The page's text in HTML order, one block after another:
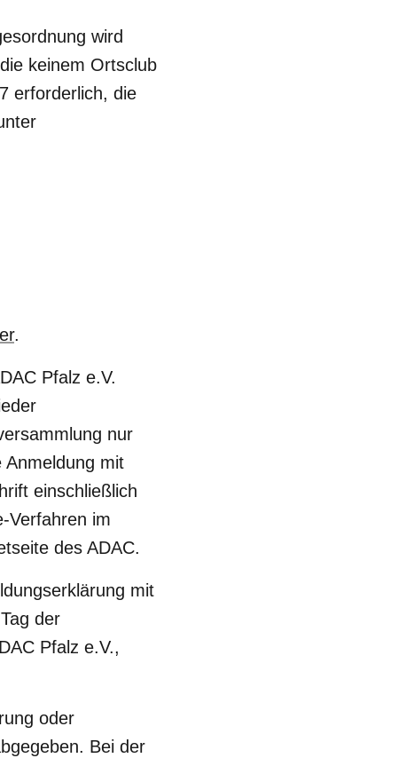
wird
keinem Ortsclub
erforderlich, die
.
Pfalz e.V.
nur
Anmeldung mit
einschließlich
Verfahren im
des ADAC.
mit
der
Pfalz e.V.,
oder
Bei der